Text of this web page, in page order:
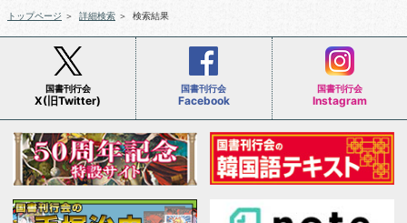
トップページ ＞ 詳細検索 ＞ 検索結果
国書刊行会
X(旧Twitter)
国書刊行会
Facebook
国書刊行会
Instagram